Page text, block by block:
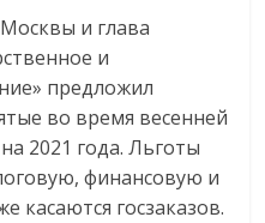
и глава
и
предложил
во время весенней
2021 года. Льготы
финансовую и
касаются госзаказов.